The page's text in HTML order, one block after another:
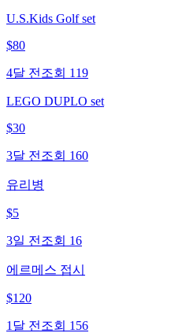
U.S.Kids Golf set
$80
4달 전 조회 119
LEGO DUPLO set
$30
3달 전 조회 160
유리병
$5
3일 전 조회 16
에르메스 접시
$120
1달 전 조회 156